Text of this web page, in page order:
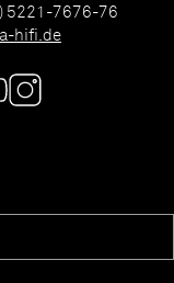
5221-7676-76
hifi.de